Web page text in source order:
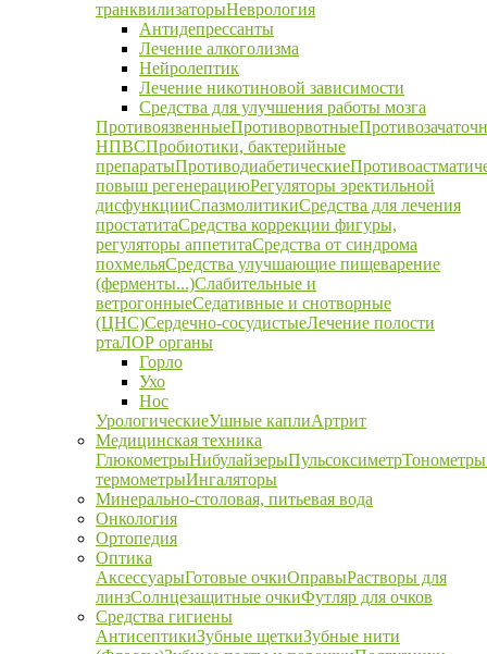
транквилизаторыНеврология
Антидепрессанты
Лечение алкоголизма
Нейролептик
Лечение никотиновой зависимости
Средства для улучшения работы мозга
ПротивоязвенныеПротиворвотные
НПВСПробиотики, бактерийные
препаратыПротиводиабетические
повыш регенерациюРегуляторы эректильной
дисфункцииСпазмолитикиСредства для лечения
простатитаСредства коррекции фигуры,
регуляторы аппетитаСредства от синдрома
похмельяСредства улучшающие пищеварение
(ферменты...)Слабительные и
ветрогонныеСедативные и снотворные
(ЦНС)Сердечно-сосудистыеЛечение полости
ртаЛОР органы
Горло
Ухо
Нос
УрологическиеУшные каплиАртрит
Медицинская техника
ГлюкометрыНибулайзерыПульсоксиметрТонометры
термометрыИнгаляторы
Минерально-столовая, питьевая вода
Онкология
Ортопедия
Оптика
АксессуарыГотовые очкиОправыРастворы для
линзСолнцезащитные очкиФутляр для очков
Средства гигиены
АнтисептикиЗубные щеткиЗубные нити